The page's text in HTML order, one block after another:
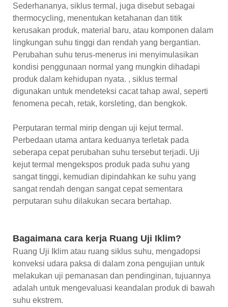
Sederhananya, siklus termal, juga disebut sebagai
thermocycling, menentukan ketahanan dan titik
kerusakan produk, material baru, atau komponen dalam
lingkungan suhu tinggi dan rendah yang bergantian.
Perubahan suhu terus-menerus ini menyimulasikan
kondisi penggunaan normal yang mungkin dihadapi
produk dalam kehidupan nyata. , siklus termal
digunakan untuk mendeteksi cacat tahap awal, seperti
fenomena pecah, retak, korsleting, dan bengkok.
Perputaran termal mirip dengan uji kejut termal.
Perbedaan utama antara keduanya terletak pada
seberapa cepat perubahan suhu tersebut terjadi. Uji
kejut termal mengekspos produk pada suhu yang
sangat tinggi, kemudian dipindahkan ke suhu yang
sangat rendah dengan sangat cepat sementara
perputaran suhu dilakukan secara bertahap.
Bagaimana cara kerja Ruang Uji Iklim?
Ruang Uji Iklim atau ruang siklus suhu, mengadopsi
konveksi udara paksa di dalam zona pengujian untuk
melakukan uji pemanasan dan pendinginan, tujuannya
adalah untuk mengevaluasi keandalan produk di bawah
suhu ekstrem.